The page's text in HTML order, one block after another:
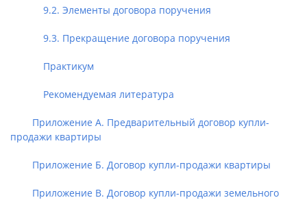
9.2. Элементы договора поручения
9.3. Прекращение договора поручения
Практикум
Рекомендуемая литература
Приложение А. Предварительный договор купли-
продажи квартиры
Приложение Б. Договор купли-продажи квартиры
Приложение В. Договор купли-продажи земельного